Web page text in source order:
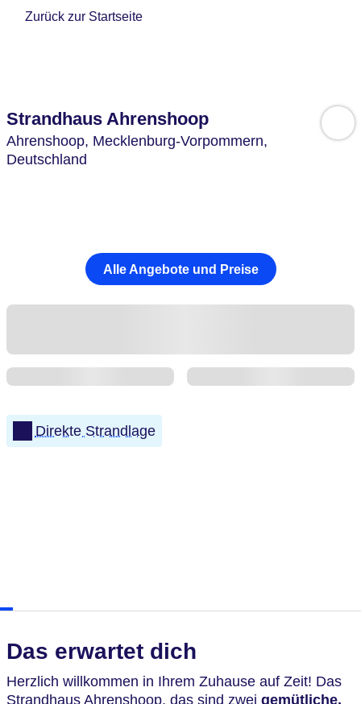
Zurück zur Startseite
Strandhaus Ahrenshoop
Ahrenshoop, Mecklenburg-Vorpommern,
Deutschland
Alle Angebote und Preise
Direkte Strandlage
Das erwartet dich
Herzlich willkommen in Ihrem Zuhause auf Zeit! Das
Strandhaus Ahrenshoop, das sind zwei gemütliche,